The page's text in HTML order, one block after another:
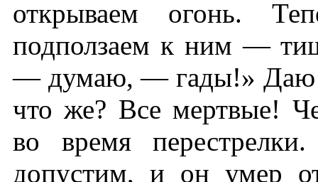
открываем огонь.
подползаем к ним —
— думаю, — гады!» Даю
что же? Все мертвые!
во время
допустим, и он умер